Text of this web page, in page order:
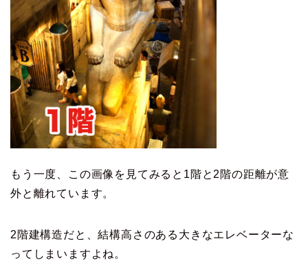
もう一度、この画像を見てみると1階と2階の距離が意
外と離れています。
2階建構造だと、結構高さのある大きなエレベーターな
ってしまいますよね。